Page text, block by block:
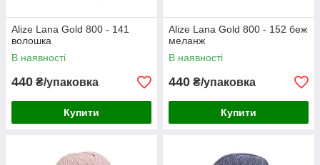
Alize Lana Gold 800 - 141
волошка
В наявності
440 ₴/упаковка
Купити
Alize Lana Gold 800 - 152 беж
меланж
В наявності
440 ₴/упаковка
Купити